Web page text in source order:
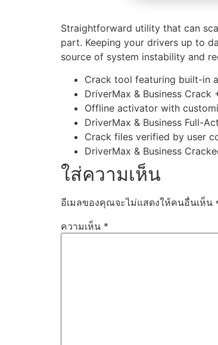
Straightforward utility that can
part. Keeping your drivers up to
source of system instability and
Crack tool featuring built-in
DriverMax & Business
Offline activator with
DriverMax & Business Full-
Crack files verified by user
DriverMax & Business
ใส่ความเห็น
อีเมลของคุณจะไม่แสดงให้คนอื่นเห็น
ความเห็น *